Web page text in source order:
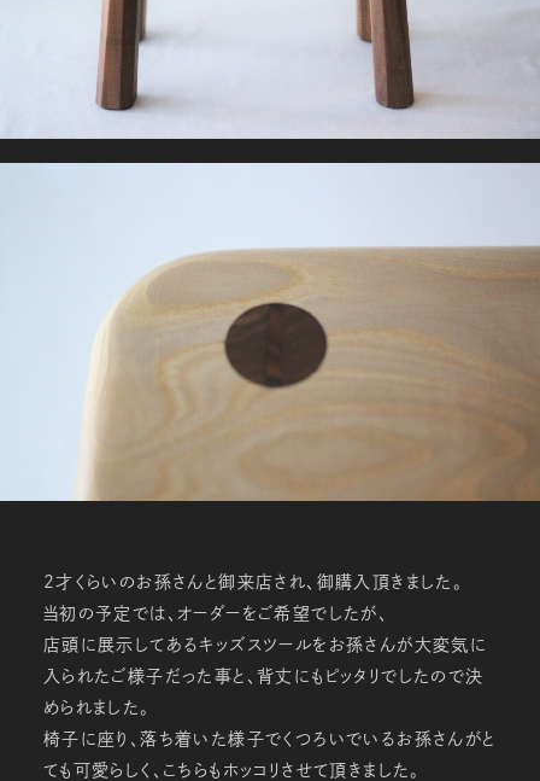
２才くらいのお孫さんと御来店され、御購入頂きました。
当初の予定では、オーダーをご希望でしたが、
店頭に展示してあるキッズスツールをお孫さんが大変気に
入られたご様子だった事と、背丈にもピッタリでしたので決
められました。
椅子に座り、落ち着いた様子でくつろいでいるお孫さんがと
ても可愛らしく、こちらもホッコリさせて頂きました。